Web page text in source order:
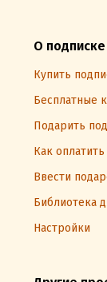
О подписке
Купить
Бесплатные
Подарить
Как оплатить
Ввести
Библиотека
Настройки